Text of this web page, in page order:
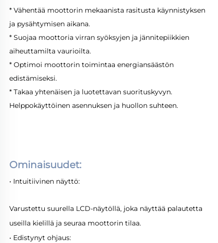
* Vähentää moottorin mekaanista rasitusta käynnistyksen
ja pysähtymisen aikana.
* Suojaa moottoria virran syöksyjen ja jännitepiikkien
aiheuttamilta vaurioilta.
* Optimoi moottorin toimintaa energiansäästön
edistämiseksi.
* Takaa yhtenäisen ja luotettavan suorituskyvyn.
Helppokäyttöinen asennuksen ja huollon suhteen.
Ominaisuudet:
• Intuitiivinen näyttö:
Varustettu suurella LCD-näytöllä, joka näyttää palautetta
useilla kielillä ja seuraa moottorin tilaa.
• Edistynyt ohjaus: